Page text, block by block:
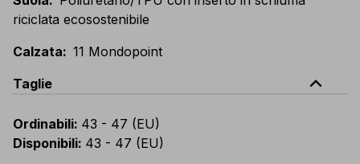
riciclata ecosostenibile
Calzata: 11 Mondopoint
Taglie
expand_less
Ordinabili: 43 - 47 (EU)
Disponibili: 43 - 47 (EU)